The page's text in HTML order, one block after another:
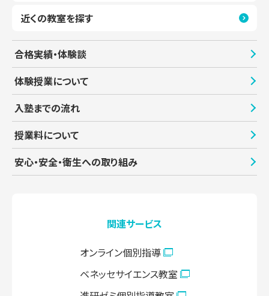
近くの教室を探す
合格実績・体験談
体験授業について
入塾までの流れ
授業料について
安心・安全・衛生への取り組み
関連サービス
オンライン個別指導
ベネッセサイエンス教室